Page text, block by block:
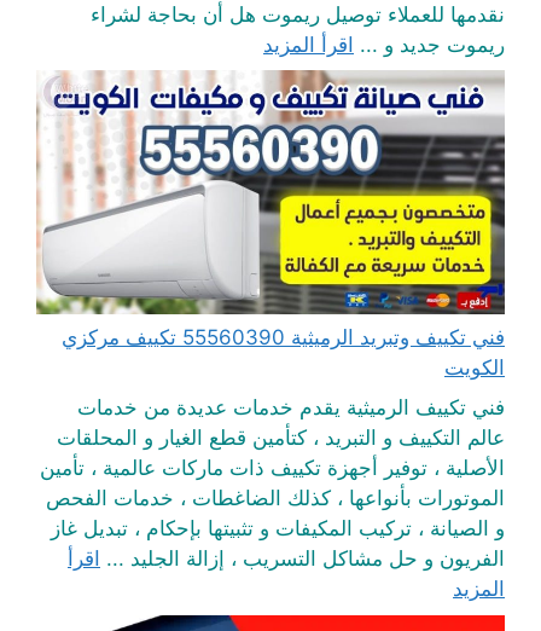
نقدمها للعملاء توصيل ريموت هل أن بحاجة لشراء
ريموت جديد و ... اقرأ المزيد
فني تكييف وتبريد الرميثية 55560390 تكييف مركزي
الكويت
فني تكييف الرميثية يقدم خدمات عديدة من خدمات
عالم التكييف و التبريد ، كتأمين قطع الغيار و المحلقات
الأصلية ، توفير أجهزة تكييف ذات ماركات عالمية ، تأمين
الموتورات بأنواعها ، كذلك الضاغطات ، خدمات الفحص
و الصيانة ، تركيب المكيفات و تثبيتها بإحكام ، تبديل غاز
الفريون و حل مشاكل التسريب ، إزالة الجليد ... اقرأ
المزيد